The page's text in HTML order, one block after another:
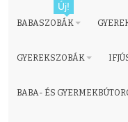
BABASZOBÁK
Új!
GYEREKSZOBÁK
BABA- ÉS